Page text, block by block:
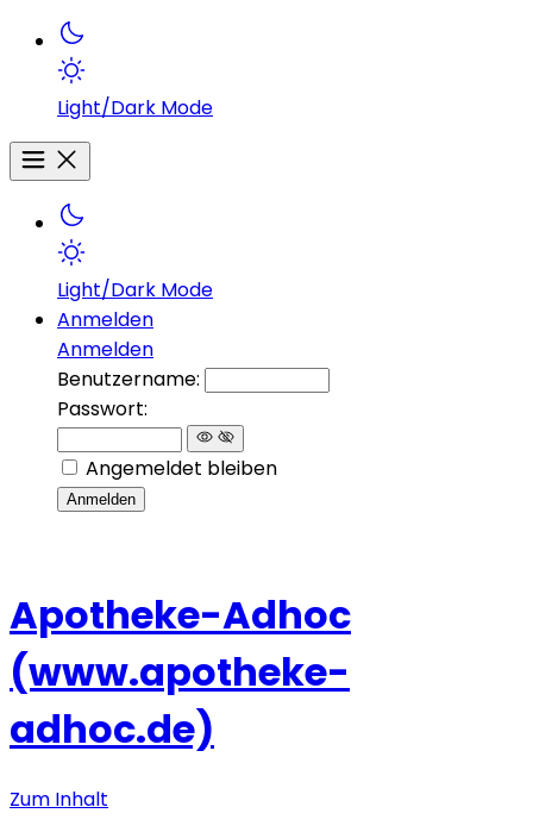
Light/Dark Mode
Light/Dark Mode
Anmelden
Anmelden
Benutzername:
Passwort:
Angemeldet bleiben
Anmelden
Apotheke-Adhoc
(www.apotheke-
adhoc.de)
Zum Inhalt